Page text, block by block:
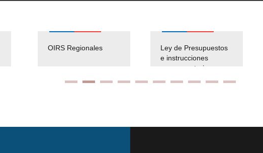
OIRS Regionales
Ley de Presupuestos
e instrucciones
presuspuetarias